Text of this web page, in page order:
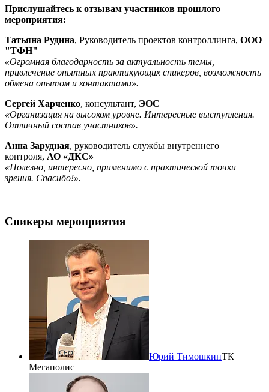
Прислушайтесь к отзывам участников прошлого
мероприятия:
Татьяна Рудина, Руководитель проектов контроллинга, ООО
"ТФН"
«Огромная благодарность за актуальность темы,
привлечение опытных практикующих спикеров, возможность
обмена опытом и контактами».
Сергей Харченко, консультант, ЭОС
«Организация на высоком уровне. Интересные выступления.
Отличный состав участников».
Анна Зарудная, руководитель службы внутреннего
контроля, АО «ДКС»
«Полезно, интересно, применимо с практической точки
зрения. Спасибо!».
Спикеры мероприятия
Юрий ТимошкинТК
Мегаполис